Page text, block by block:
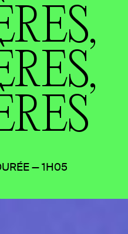
— 1H05